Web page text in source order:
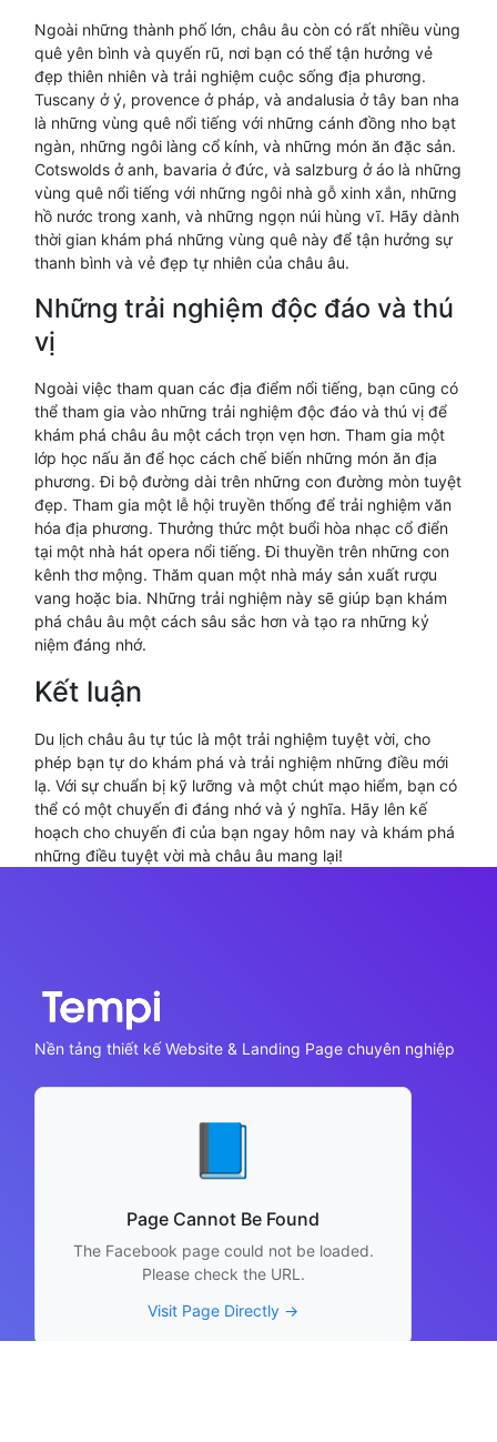
Ngoài những thành phố lớn, châu âu còn có rất nhiều vùng
quê yên bình và quyến rũ, nơi bạn có thể tận hưởng vẻ
đẹp thiên nhiên và trải nghiệm cuộc sống địa phương.
Tuscany ở ý, provence ở pháp, và andalusia ở tây ban nha
là những vùng quê nổi tiếng với những cánh đồng nho bạt
ngàn, những ngôi làng cổ kính, và những món ăn đặc sản.
Cotswolds ở anh, bavaria ở đức, và salzburg ở áo là những
vùng quê nổi tiếng với những ngôi nhà gỗ xinh xắn, những
hồ nước trong xanh, và những ngọn núi hùng vĩ. Hãy dành
thời gian khám phá những vùng quê này để tận hưởng sự
thanh bình và vẻ đẹp tự nhiên của châu âu.
Những trải nghiệm độc đáo và thú
vị
Ngoài việc tham quan các địa điểm nổi tiếng, bạn cũng có
thể tham gia vào những trải nghiệm độc đáo và thú vị để
khám phá châu âu một cách trọn vẹn hơn. Tham gia một
lớp học nấu ăn để học cách chế biến những món ăn địa
phương. Đi bộ đường dài trên những con đường mòn tuyệt
đẹp. Tham gia một lễ hội truyền thống để trải nghiệm văn
hóa địa phương. Thưởng thức một buổi hòa nhạc cổ điển
tại một nhà hát opera nổi tiếng. Đi thuyền trên những con
kênh thơ mộng. Thăm quan một nhà máy sản xuất rượu
vang hoặc bia. Những trải nghiệm này sẽ giúp bạn khám
phá châu âu một cách sâu sắc hơn và tạo ra những kỷ
niệm đáng nhớ.
Kết luận
Du lịch châu âu tự túc là một trải nghiệm tuyệt vời, cho
phép bạn tự do khám phá và trải nghiệm những điều mới
lạ. Với sự chuẩn bị kỹ lưỡng và một chút mạo hiểm, bạn có
thể có một chuyến đi đáng nhớ và ý nghĩa. Hãy lên kế
hoạch cho chuyến đi của bạn ngay hôm nay và khám phá
những điều tuyệt vời mà châu âu mang lại!
Nền tảng thiết kế Website & Landing Page chuyên nghiệp
📘
Page Cannot Be Found
The Facebook page could not be loaded.
Please check the URL.
Visit Page Directly →